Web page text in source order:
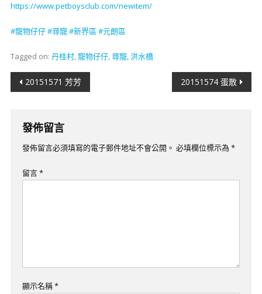
https://www.petboysclub.com/newitem/
#寵物仔仔#尋寵 #新界區 #元朗區
Tagged on: 丹桂村,寵物仔仔,尋寵,洪水橋
文
導
覽
20151571 芳芳 20151574 蛋散
發佈留言
發佈留言必須填寫的電子郵件地址不會公開。 必填欄位標示為 *
留言*
顯示名稱*